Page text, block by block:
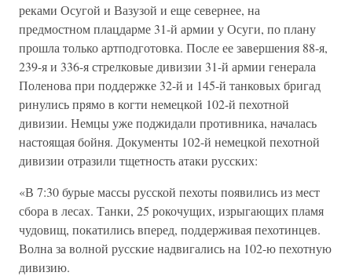
реками Осугой и Вазузой и еще севернее, на
предмостном плацдарме 31-й армии у Осуги, по плану
прошла только артподготовка. После ее завершения 88-я,
239-я и 336-я стрелковые дивизии 31-й армии генерала
Поленова при поддержке 32-й и 145-й танковых бригад
ринулись прямо в когти немецкой 102-й пехотной
дивизии. Немцы уже поджидали противника, началась
настоящая бойня. Документы 102-й немецкой пехотной
дивизии отразили тщетность атаки русских:
«В 7:30 бурые массы русской пехоты появились из мест
сбора в лесах. Танки, 25 рокочущих, изрыгающих пламя
чудовищ, покатились вперед, поддерживая пехотинцев.
Волна за волной русские надвигались на 102-ю пехотную
дивизию.